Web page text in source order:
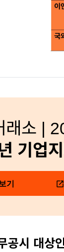
래소 |
기업
기
공시 대상